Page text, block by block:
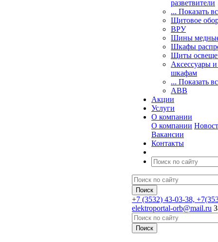
разветвители
... Показать
Щитовое
ВРУ
Шины
Шкафы
Щиты
Аксессуары
шкафам
... Показать
ABB
Акции
Услуги
О компании
О компании
Вакансии
Контакты
+7 (3532) 43-03-38,
elektroportal-orb@mail.ru